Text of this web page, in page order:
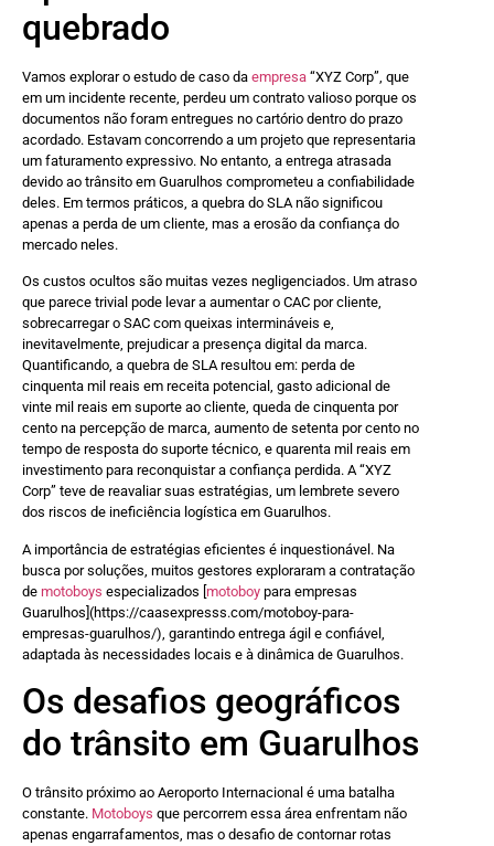
quebrado
Vamos explorar o estudo de caso da empresa “XYZ Corp”, que
em um incidente recente, perdeu um contrato valioso porque os
documentos não foram entregues no cartório dentro do prazo
acordado. Estavam concorrendo a um projeto que representaria
um faturamento expressivo. No entanto, a entrega atrasada
devido ao trânsito em Guarulhos comprometeu a confiabilidade
deles. Em termos práticos, a quebra do SLA não significou
apenas a perda de um cliente, mas a erosão da confiança do
mercado neles.
Os custos ocultos são muitas vezes negligenciados. Um atraso
que parece trivial pode levar a aumentar o CAC por cliente,
sobrecarregar o SAC com queixas intermináveis e,
inevitavelmente, prejudicar a presença digital da marca.
Quantificando, a quebra de SLA resultou em: perda de
cinquenta mil reais em receita potencial, gasto adicional de
vinte mil reais em suporte ao cliente, queda de cinquenta por
cento na percepção de marca, aumento de setenta por cento no
tempo de resposta do suporte técnico, e quarenta mil reais em
investimento para reconquistar a confiança perdida. A “XYZ
Corp” teve de reavaliar suas estratégias, um lembrete severo
dos riscos de ineficiência logística em Guarulhos.
A importância de estratégias eficientes é inquestionável. Na
busca por soluções, muitos gestores exploraram a contratação
de motoboys especializados [motoboy para empresas
Guarulhos](https://caasexpresss.com/motoboy-para-
empresas-guarulhos/), garantindo entrega ágil e confiável,
adaptada às necessidades locais e à dinâmica de Guarulhos.
Os desafios geográficos
do trânsito em Guarulhos
O trânsito próximo ao Aeroporto Internacional é uma batalha
constante. Motoboys que percorrem essa área enfrentam não
apenas engarrafamentos, mas o desafio de contornar rotas